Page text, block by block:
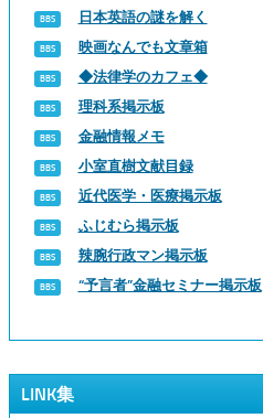
日本英語の謎を解く
映画なんでも文章箱
◆法律学のカフェ◆
理科系掲示板
金融情報メモ
小室直樹文献目録
近代医学・医療掲示板
ふじむら掲示板
辣腕行政マン掲示板
“予言者”金融セミナー掲示板
LINK集